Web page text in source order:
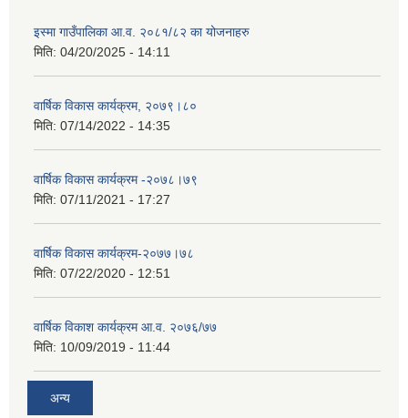
इस्मा गाउँपालिका आ.व. २०८१/८२ का योजनाहरु
मिति: 04/20/2025 - 14:11
वार्षिक विकास कार्यक्रम, २०७९।८०
मिति: 07/14/2022 - 14:35
वार्षिक विकास कार्यक्रम -२०७८।७९
मिति: 07/11/2021 - 17:27
वार्षिक विकास कार्यक्रम-२०७७।७८
मिति: 07/22/2020 - 12:51
वार्षिक विकाश कार्यक्रम आ.व. २०७६/७७
मिति: 10/09/2019 - 11:44
अन्य